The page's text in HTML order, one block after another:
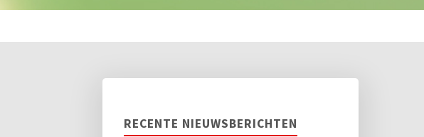
RECENTE NIEUWSBERICHTEN